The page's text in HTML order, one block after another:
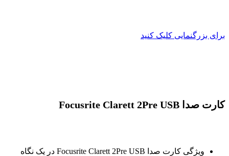
برای بزرگنمایی کلیک کنید
کارت صدا Focusrite Clarett 2Pre USB
ویژگی کارت صدا Focusrite Clarett 2Pre USB در یک نگاه